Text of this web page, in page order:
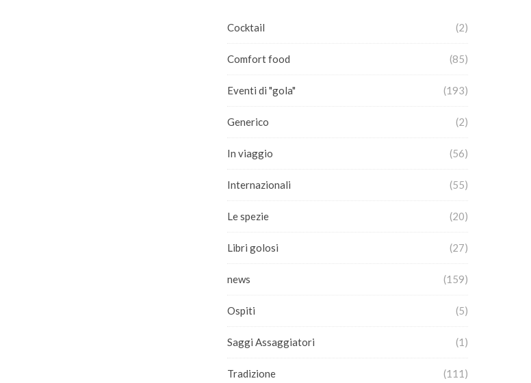
Cocktail (2)
Comfort food (85)
Eventi di "gola" (193)
Generico (2)
In viaggio (56)
Internazionali (55)
Le spezie (20)
Libri golosi (27)
news (159)
Ospiti (5)
Saggi Assaggiatori (1)
Tradizione (111)